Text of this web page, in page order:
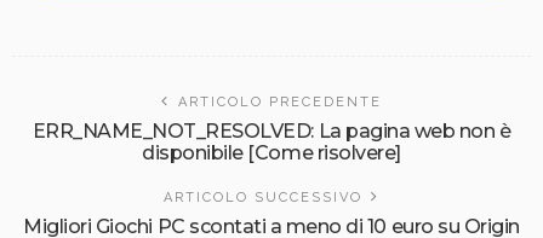
ARTICOLO PRECEDENTE
ERR_NAME_NOT_RESOLVED: La pagina web non è
disponibile [Come risolvere]
ARTICOLO SUCCESSIVO
Migliori Giochi PC scontati a meno di 10 euro su Origin